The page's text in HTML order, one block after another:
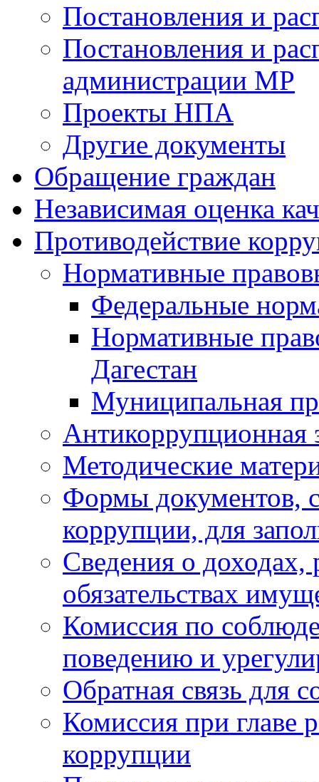
Постановления и
Постановления и
администрации МР
Проекты НПА
Другие документы
Обращение граждан
Независимая оценка
Противодействие
Нормативные
Федеральные
Нормативные
Дагестан
Муниципальная
Антикоррупционная
Методические
Формы документов,
коррупции, для
Сведения о доходах,
обязательствах
Комиссия по
поведению и
Обратная связь для
Комиссия при главе
коррупции